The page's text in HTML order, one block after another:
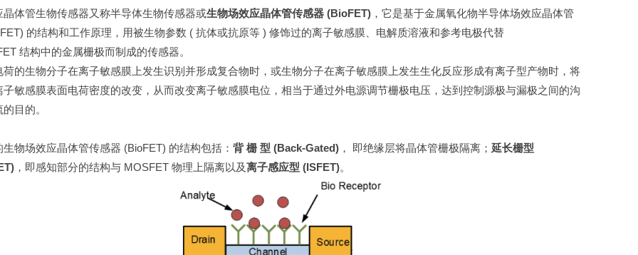
晶体管生物传感器又称半导体生物传感器或生物场效应晶体管传感器 (BioFET) ，它是基于金属氧化物半导体场效应晶体管
的结构和工作原理，用被生物参数 ( 抗体或抗原等 ) 修饰过的离子敏感膜、电解质溶液和参考电极代替
结构中的金属栅极而制成的传感器。
荷的生物分子在离子敏感膜上发生识别并形成复合物时，或生物分子在离子敏感膜上发生生化反应形成有离子型产物时，将
子敏感膜表面电荷密度的改变，从而改变离子敏感膜电位，相当于通过外电源调节栅极电压，达到控制源极与漏极之间的沟
目的。
生物场效应晶体管传感器 (BioFET) 的结构包括： 背 栅 型 (Back-Gated) ， 即绝缘层将晶体管栅极隔离； 延长栅型
，即感知部分的结构与 MOSFET 物理上隔离以及离子感应型 (ISFET)。